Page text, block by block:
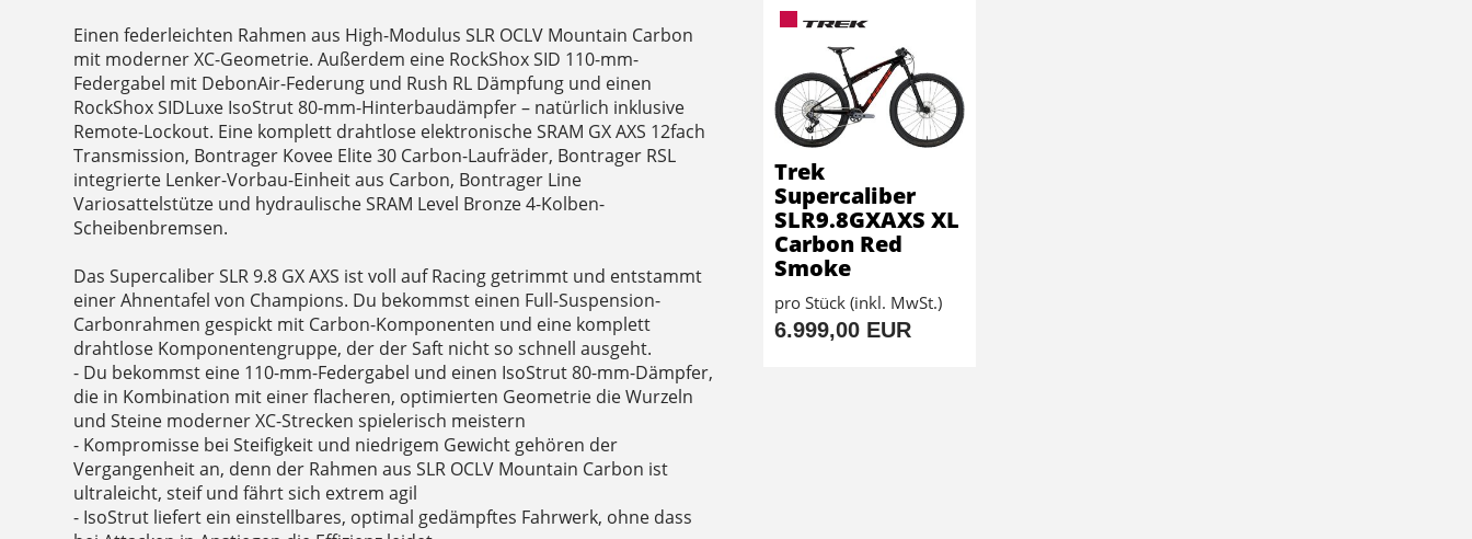
Einen federleichten Rahmen aus High-Modulus SLR OCLV Mountain Carbon
mit moderner XC-Geometrie. Außerdem eine RockShox SID 110-mm-
Federgabel mit DebonAir-Federung und Rush RL Dämpfung und einen
RockShox SIDLuxe IsoStrut 80-mm-Hinterbaudämpfer – natürlich inklusive
Remote-Lockout. Eine komplett drahtlose elektronische SRAM GX AXS 12fach
Transmission, Bontrager Kovee Elite 30 Carbon-Laufräder, Bontrager RSL
integrierte Lenker-Vorbau-Einheit aus Carbon, Bontrager Line
Variosattelstütze und hydraulische SRAM Level Bronze 4-Kolben-
Scheibenbremsen.
Das Supercaliber SLR 9.8 GX AXS ist voll auf Racing getrimmt und entstammt
einer Ahnentafel von Champions. Du bekommst einen Full-Suspension-
Carbonrahmen gespickt mit Carbon-Komponenten und eine komplett
drahtlose Komponentengruppe, der der Saft nicht so schnell ausgeht.
- Du bekommst eine 110-mm-Federgabel und einen IsoStrut 80-mm-Dämpfer,
die in Kombination mit einer flacheren, optimierten Geometrie die Wurzeln
und Steine moderner XC-Strecken spielerisch meistern
- Kompromisse bei Steifigkeit und niedrigem Gewicht gehören der
Vergangenheit an, denn der Rahmen aus SLR OCLV Mountain Carbon ist
ultraleicht, steif und fährt sich extrem agil
- IsoStrut liefert ein einstellbares, optimal gedämpftes Fahrwerk, ohne dass
Trek
Supercaliber
SLR9.8GXAXS XL
Carbon Red
Smoke
pro Stück (inkl. MwSt.)
6.999,00 EUR